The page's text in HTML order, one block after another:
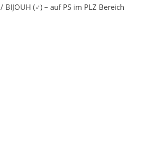
/ BIJOUH (♂) – auf PS im PLZ Bereich